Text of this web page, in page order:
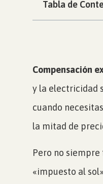
Tabla de
Compensación
y la electricidad
cuando
la mitad de
Pero no
«impuesto al